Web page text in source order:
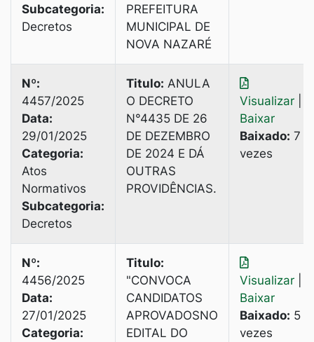
Subcategoria:
Decretos
PREFEITURA
MUNICIPAL DE
NOVA NAZARÉ
Nº:
4457/2025
Data:
29/01/2025
Categoria:
Atos
Normativos
Subcategoria:
Decretos
Titulo: ANULA
O DECRETO
N°4435 DE 26
DE DEZEMBRO
DE 2024 E DÁ
OUTRAS
PROVIDÊNCIAS.
Visualizar
Baixar
Baixado: 7
vezes
Nº:
4456/2025
Data:
27/01/2025
Categoria:
Titulo:
"CONVOCA
CANDIDATOS
APROVADOSNO
EDITAL DO
Visualizar
Baixar
Baixado: 5
vezes